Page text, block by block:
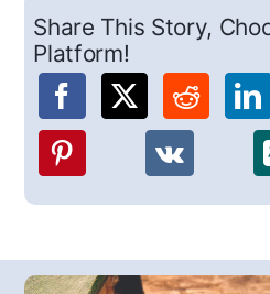
Share This Story,
Platform!